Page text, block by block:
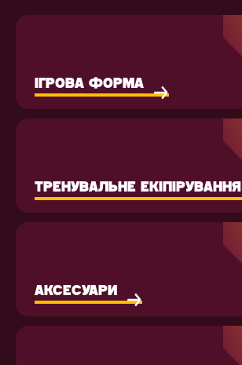
ІГРОВА ФОРМА
ТРЕНУВАЛЬНЕ ЕКІПІРУВАННЯ
АКСЕСУАРИ